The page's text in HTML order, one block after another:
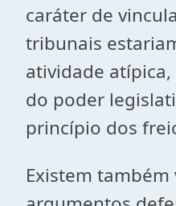
caráter de
tribunais
atividade
do poder
princípio dos
Existem também